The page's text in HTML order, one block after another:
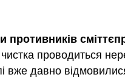
противників
проводиться
вже давно
дороги навколо Києва, яку
ділянка майбутньої